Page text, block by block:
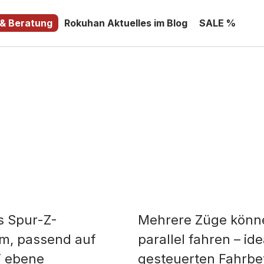
Beratung Rokuhan Aktuelles im Blog SALE %
Spur-Z-
passend auf
ebene
Mehrere Züge
parallel fahren –
gesteuerten